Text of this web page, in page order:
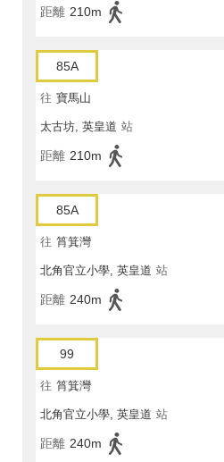
距離 210m
85A
往 寶馬山
太古坊, 英皇道 站
距離 210m
85A
往 筲箕灣
北角官立小學, 英皇道 站
距離 240m
99
往 筲箕灣
北角官立小學, 英皇道 站
距離 240m